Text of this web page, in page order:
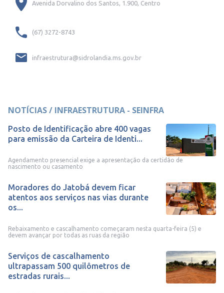
Avenida Dorvalino dos Santos, 1.900, Centro
(67) 3272-8743
infraestrutura@sidrolandia.ms.gov.br
NOTÍCIAS / INFRAESTRUTURA - SEINFRA
Posto de Identificação abre 400 vagas
para emissão da Carteira de Identi...
Agendamento presencial exige a apresentação da certidão de
nascimento ou casamento
Moradores do Jatobá devem ficar
atentos aos serviços nas vias durante
os...
Rebaixamento e cascalhamento começaram nesta quarta-feira (5) e
devem avançar por todas as ruas da região
Serviços de cascalhamento
ultrapassam 500 quilômetros de
estradas rurais...